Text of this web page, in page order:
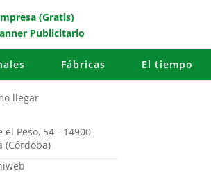
(Gratis)
Publicitario
Fábricas El tiempo
llegar
el Peso, 54 - 14900
(Córdoba)